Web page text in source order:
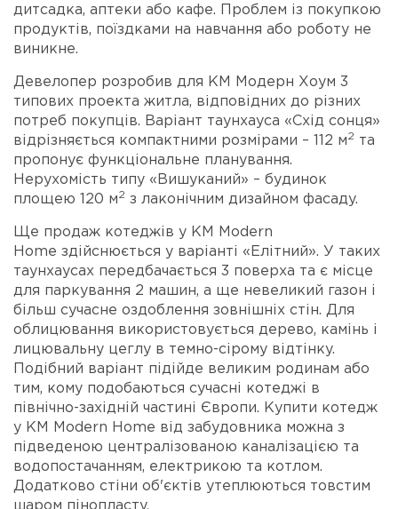
дитсадка, аптеки або кафе. Проблем із покупкою
продуктів, поїздками на навчання або роботу не
виникне.
Девелопер розробив для КМ Модерн Хоум 3
типових проекта житла, відповідних до різних
потреб покупців. Варіант таунхауса «Схід сонця»
відрізняється компактними розмірами – 112 м2
та
пропонує функціональне планування.
Нерухомість типу «Вишуканий» – будинок
площею 120 м2 з лаконічним дизайном фасаду.
Ще продаж котеджів у КМ Modern
Home здійснюється у варіанті «Елітний». У таких
таунхаусах передбачається 3 поверха та є місце
для паркування 2 машин, а ще невеликий газон і
більш сучасне оздоблення зовнішніх стін. Для
облицювання використовується дерево, камінь і
лицювальну цеглу в темно-сірому відтінку.
Подібний варіант підійде великим родинам або
тим, кому подобаються сучасні котеджі в
північно-західній частині Європи. Купити котедж
у КМ Modern Home від забудовника можна з
підведеною централізованою каналізацією та
водопостачанням, електрикою та котлом.
Додатково стіни об'єктів утеплюються товстим
шаром пінопласту.